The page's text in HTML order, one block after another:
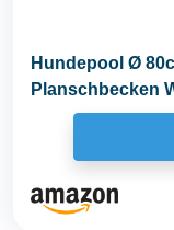
Hundepool Ø
Planschbecken
(Hundepool